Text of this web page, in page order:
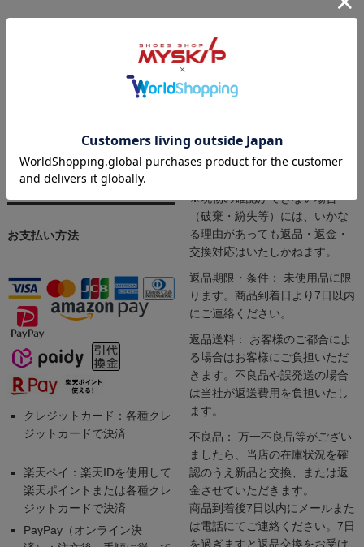
商品の発送やお問い合わせへの
対応は、定休日（土日祝日）を
お支払い方法
クレジットカード：各種クレ
ジットカードで決済
楽天ペイ：楽天IDを使用して
楽天ポイントまたは各種クレ
ジットカードで決済
PayPay（オンライン決
当店では「サイズが合わない」
「注文内容を間違えた」「イメ
ご都合による返品や交換もお受
※一部商品（シューケア用品・
インソール・ソックス）は返品
※現物の確認ができない場合
（破棄・紛失等）には、いかな
る理由があっても返品・返金・
交換対応はいたしかねます。
返品期限・条件： 未使用品に限
ります。商品到着日より7日以内
にご連絡ください。
返品送料： お客様のご都合によ
る場合はお客様にご負担いただ
きます。不良品や誤発送の場合
は当社が返送費用を負担いたし
ます。
不良品： 万一不良品等がござい
ましたら、当店の在庫状況を確
認のうえ新品と交換、または返
金させていただきます。
商品到着後7日以内にメールまた
は電話にてご連絡ください。7日
を過ぎますと返品交換をお受け